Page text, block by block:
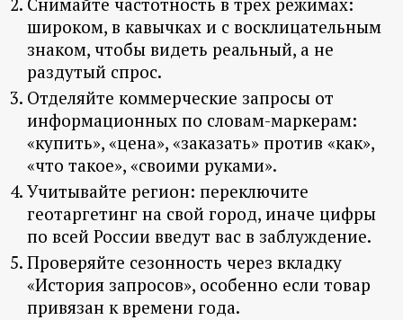
широком, в кавычках и с восклицательным
знаком, чтобы видеть реальный, а не
раздутый спрос.
Отделяйте коммерческие запросы от
информационных по словам-маркерам:
«купить», «цена», «заказать» против «как»,
«что такое», «своими руками».
Учитывайте регион: переключите
геотаргетинг на свой город, иначе цифры
по всей России введут вас в заблуждение.
Проверяйте сезонность через вкладку
«История запросов», особенно если товар
привязан к времени года.